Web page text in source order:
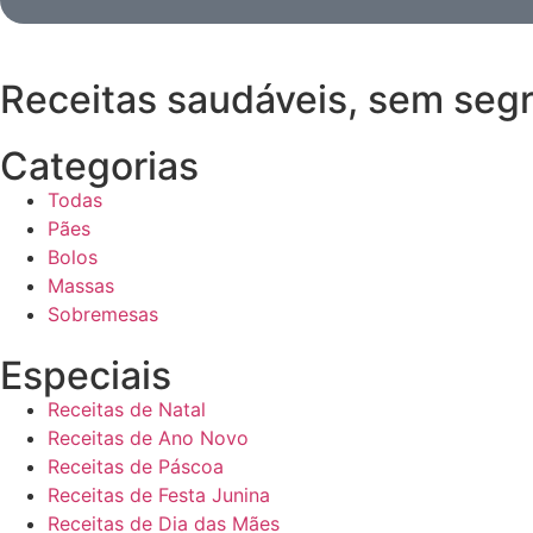
Receitas saudáveis, sem
Categorias
Todas
Pães
Bolos
Massas
Sobremesas
Especiais
Receitas de Natal
Receitas de Ano Novo
Receitas de Páscoa
Receitas de Festa Junina
Receitas de Dia das Mães